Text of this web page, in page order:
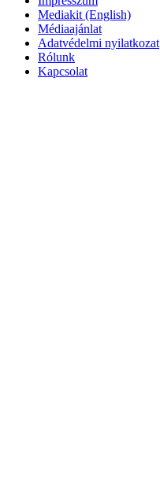
Mediakit (English)
Médiaajánlat
Adatvédelmi nyilatkozat
Rólunk
Kapcsolat